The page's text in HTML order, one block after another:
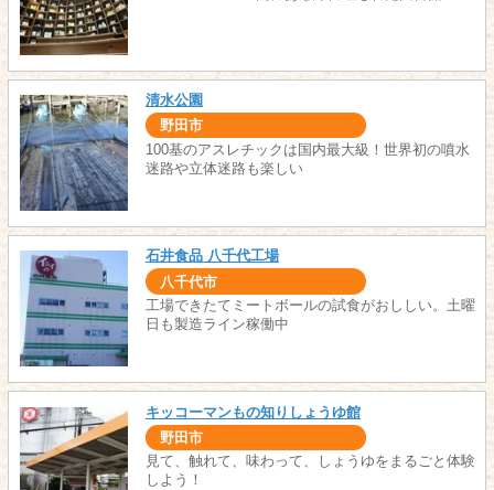
清水公園
野田市
100基のアスレチックは国内最大級！世界初の噴水
迷路や立体迷路も楽しい
石井食品 八千代工場
八千代市
工場できたてミートボールの試食がおししい。土曜
日も製造ライン稼働中
キッコーマンもの知りしょうゆ館
野田市
見て、触れて、味わって、しょうゆをまるごと体験
しよう！